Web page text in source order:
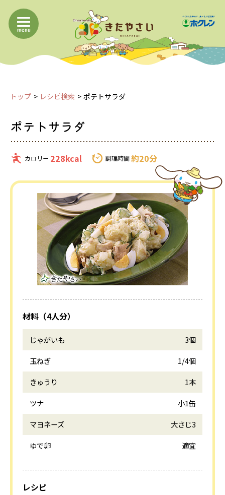
menu
トップ レシピ検索 ポテトサラダ
ポテトサラダ
カロリー 228kcal 調理時間 約20分
材料（4人分）
じゃがいも
3個
玉ねぎ
1/4個
きゅうり
1本
ツナ
小1缶
マヨネーズ
大さじ3
ゆで卵
適宜
レシピ